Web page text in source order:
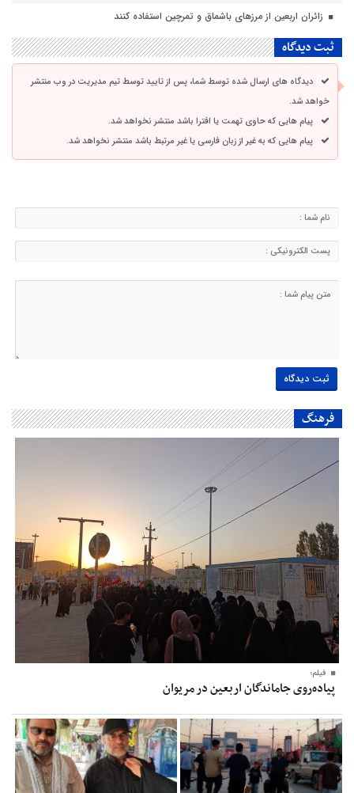
زائران اربعین از مرزهای باشماق و تمرچین استفاده کنند
ثبت دیدگاه
دیدگاه های ارسال شده توسط شما، پس از تایید توسط تیم مدیریت در وب منتشر
خواهد شد.
پیام هایی که حاوی تهمت یا افترا باشد منتشر نخواهد شد.
پیام هایی که به غیر از زبان فارسی یا غیر مرتبط باشد منتشر نخواهد شد.
فرهنگ
فیلم؛
پیاده‌روی جاماندگان اربعین در مریوان